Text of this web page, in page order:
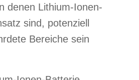
denen Lithium-Ionen-
sind, potenziell
Bereiche sein